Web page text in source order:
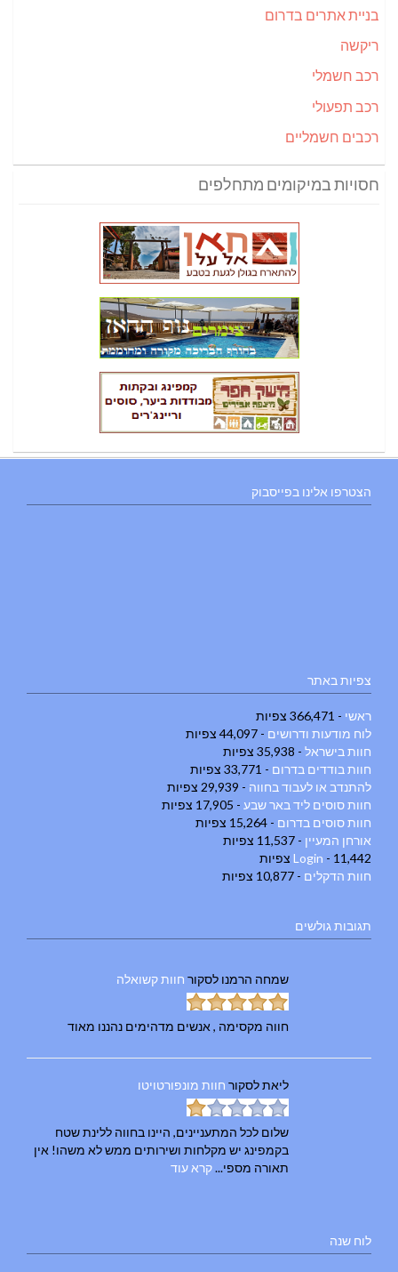
בניית אתרים בדרום
ריקשה
רכב חשמלי
רכב תפעולי
רכבים חשמליים
חסויות במיקומים מתחלפים
הצטרפו אלינו בפייסבוק
צפיות באתר
ראשי - 366,471 צפיות
לוח מודעות ודרושים - 44,097 צפיות
חוות בישראל - 35,938 צפיות
חוות בודדים בדרום - 33,771 צפיות
להתנדב או לעבוד בחווה - 29,939 צפיות
חוות סוסים ליד באר שבע - 17,905 צפיות
חוות סוסים בדרום - 15,264 צפיות
אורחן המעיין - 11,537 צפיות
Login - 11,442 צפיות
חוות הדקלים - 10,877 צפיות
תגובות גולשים
שמחה הרמנו לסקור חוות קשואלה
חווה מקסימה , אנשים מדהימים נהננו מאוד
ליאתלסקור חוות מונפורטויטו
שלום לכל המתעניינים, היינו בחווה ללינת שטח
בקמפינג יש מקלחות ושירותים ממש לא משהו! אין
תאורה מספי...קרא עוד
לוח שנה